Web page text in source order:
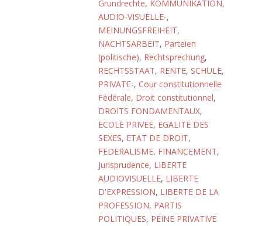
Grundrechte, KOMMUNIKATION,
AUDIO-VISUELLE-,
MEINUNGSFREIHEIT,
NACHTSARBEIT, Parteien
(politische), Rechtsprechung,
RECHTSSTAAT, RENTE, SCHULE,
PRIVATE-, Cour constitutionnelle
Fédérale, Droit constitutionnel,
DROITS FONDAMENTAUX,
ECOLE PRIVEE, EGALITE DES
SEXES, ETAT DE DROIT,
FEDERALISME, FINANCEMENT,
Jurisprudence, LIBERTE
AUDIOVISUELLE, LIBERTE
D'EXPRESSION, LIBERTE DE LA
PROFESSION, PARTIS
POLITIQUES, PEINE PRIVATIVE